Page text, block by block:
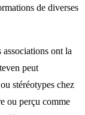
de diverses
associations ont la
peut
stéréotypes chez
ou perçu comme